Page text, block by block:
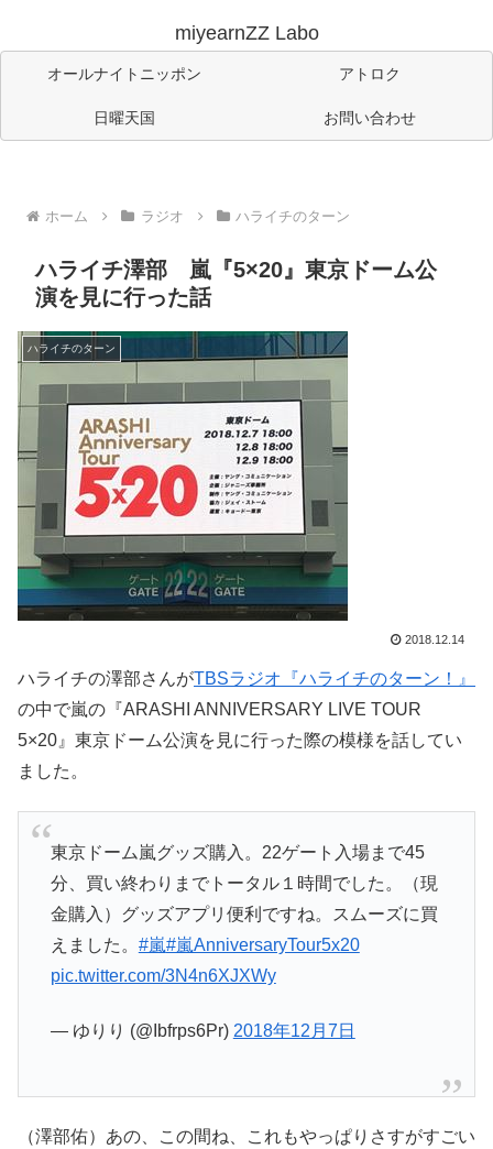
miyearnZZ Labo
オールナイトニッポン アトロク
日曜天国 お問い合わせ
ホーム ラジオ ハライチのターン
ハライチ澤部 嵐『5×20』東京ドーム公
演を見に行った話
ハライチのターン
2018.12.14
ハライチの澤部さんがTBSラジオ『ハライチのターン！』
の中で嵐の『ARASHI ANNIVERSARY LIVE TOUR
5×20』東京ドーム公演を見に行った際の模様を話してい
ました。
東京ドーム嵐グッズ購入。22ゲート入場まで45
分、買い終わりまでトータル１時間でした。（現
金購入）グッズアプリ便利ですね。スムーズに買
えました。 #嵐#嵐AnniversaryTour5x20
pic.twitter.com/3N4n6XJXWy
— ゆりり (@Ibfrps6Pr) 2018年12月7日
（澤部佑）あの、この間ね、これもやっぱりさすがすごい